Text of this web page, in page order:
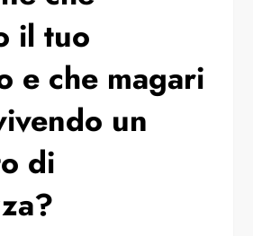
il tuo
e che magari
un
di